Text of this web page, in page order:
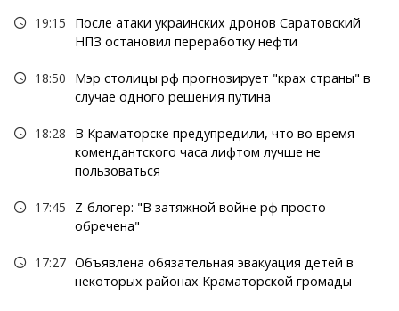
19:15
После атаки украинских дронов Саратовский
НПЗ остановил переработку нефти
18:50
Мэр столицы рф прогнозирует "крах страны" в
случае одного решения путина
18:28
В Краматорске предупредили, что во время
комендантского часа лифтом лучше не
пользоваться
17:45
Z-блогер: "В затяжной войне рф просто
обречена"
17:27 Объявлена обязательная эвакуация детей в
некоторых районах Краматорской громады